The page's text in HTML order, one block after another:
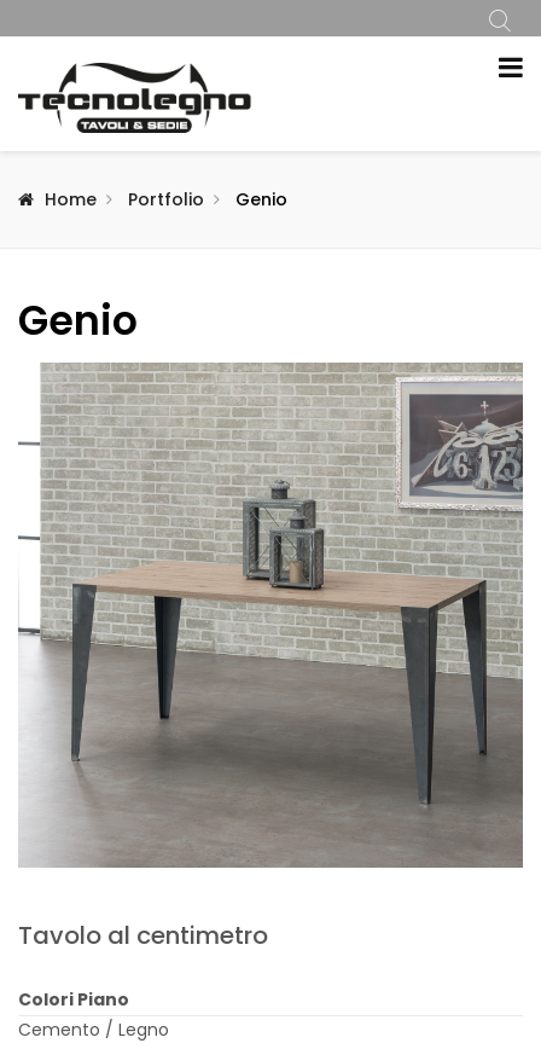
Home Portfolio Genio
Genio
Tavolo al centimetro
Colori Piano
Cemento / Legno